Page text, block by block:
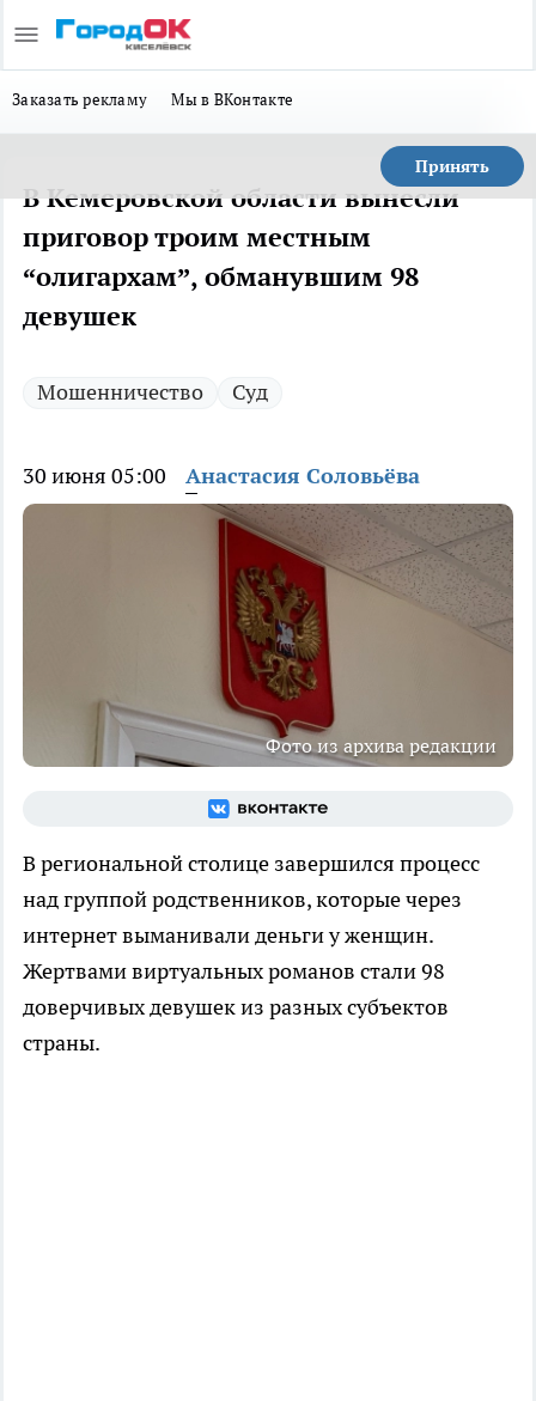
Заказать рекламу Мы в ВКонтакте
Принять
В Кемеровской области вынесли
приговор троим местным
“олигархам”, обманувшим 98
девушек
Мошенничество Суд
30 июня 05:00 Анастасия Соловьёва
Фото из архива редакции
В региональной столице завершился процесс
над группой родственников, которые через
интернет выманивали деньги у женщин.
Жертвами виртуальных романов стали 98
доверчивых девушек из разных субъектов
страны.